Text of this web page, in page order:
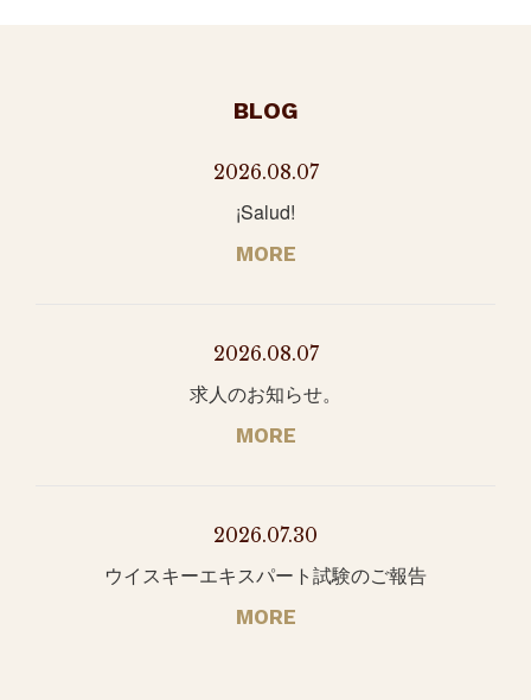
BLOG
2026.08.07
¡Salud!
MORE
2026.08.07
求人のお知らせ。
MORE
2026.07.30
ウイスキーエキスパート試験のご報告
MORE